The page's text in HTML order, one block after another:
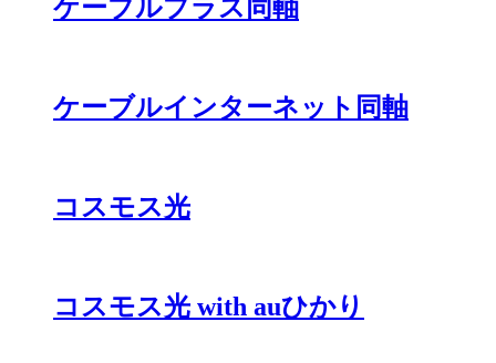
ケーブルプラス同軸
ケーブルインターネット同軸
コスモス光
コスモス光 with auひかり